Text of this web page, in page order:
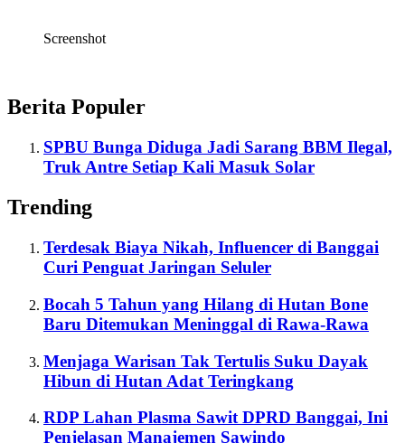
Screenshot
Berita Populer
SPBU Bunga Diduga Jadi Sarang BBM Ilegal,
Truk Antre Setiap Kali Masuk Solar
Trending
Terdesak Biaya Nikah, Influencer di Banggai
Curi Penguat Jaringan Seluler
Bocah 5 Tahun yang Hilang di Hutan Bone
Baru Ditemukan Meninggal di Rawa-Rawa
Menjaga Warisan Tak Tertulis Suku Dayak
Hibun di Hutan Adat Teringkang
RDP Lahan Plasma Sawit DPRD Banggai, Ini
Penjelasan Manajemen Sawindo